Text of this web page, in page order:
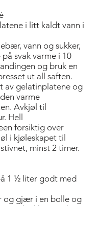
i litt kaldt vann i
vann og sukker,
svak varme i 10
og bruk en
ut all saften.
av gelatinplatene og
varme
Avkjøl til
Hell
­forsiktig over
i kjøleskapet til
minst 2 timer.
1 ½ liter godt med
og gjær i en bolle og
i en kjøkkenmaskin